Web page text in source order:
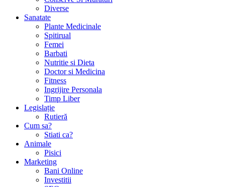
Diverse
Sanatate
Plante Medicinale
Spitirual
Femei
Barbati
Nutritie si Dieta
Doctor si Medicina
Fitness
Ingrijire Personala
Timp Liber
Legislație
Rutieră
Cum sa?
Stiati ca?
Animale
Pisici
Marketing
Bani Online
Investitii